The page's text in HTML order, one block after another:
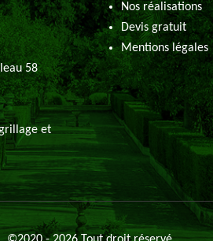
58
et
Nos réalisations
Devis gratuit
Mentions légales